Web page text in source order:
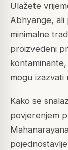
Ulažete
Abhyange, ali
minimalne
proizvedeni
mogu izazvati
Kako se
povjerenjem